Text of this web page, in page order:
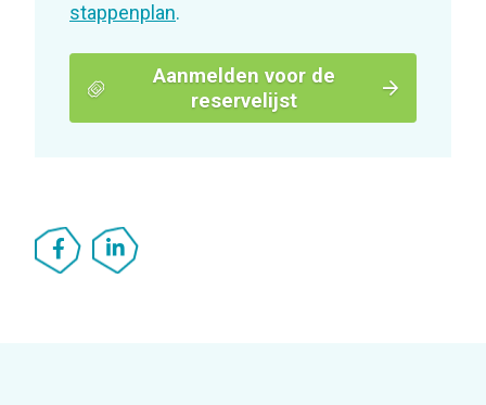
stappenplan.
Aanmelden voor de
reservelijst